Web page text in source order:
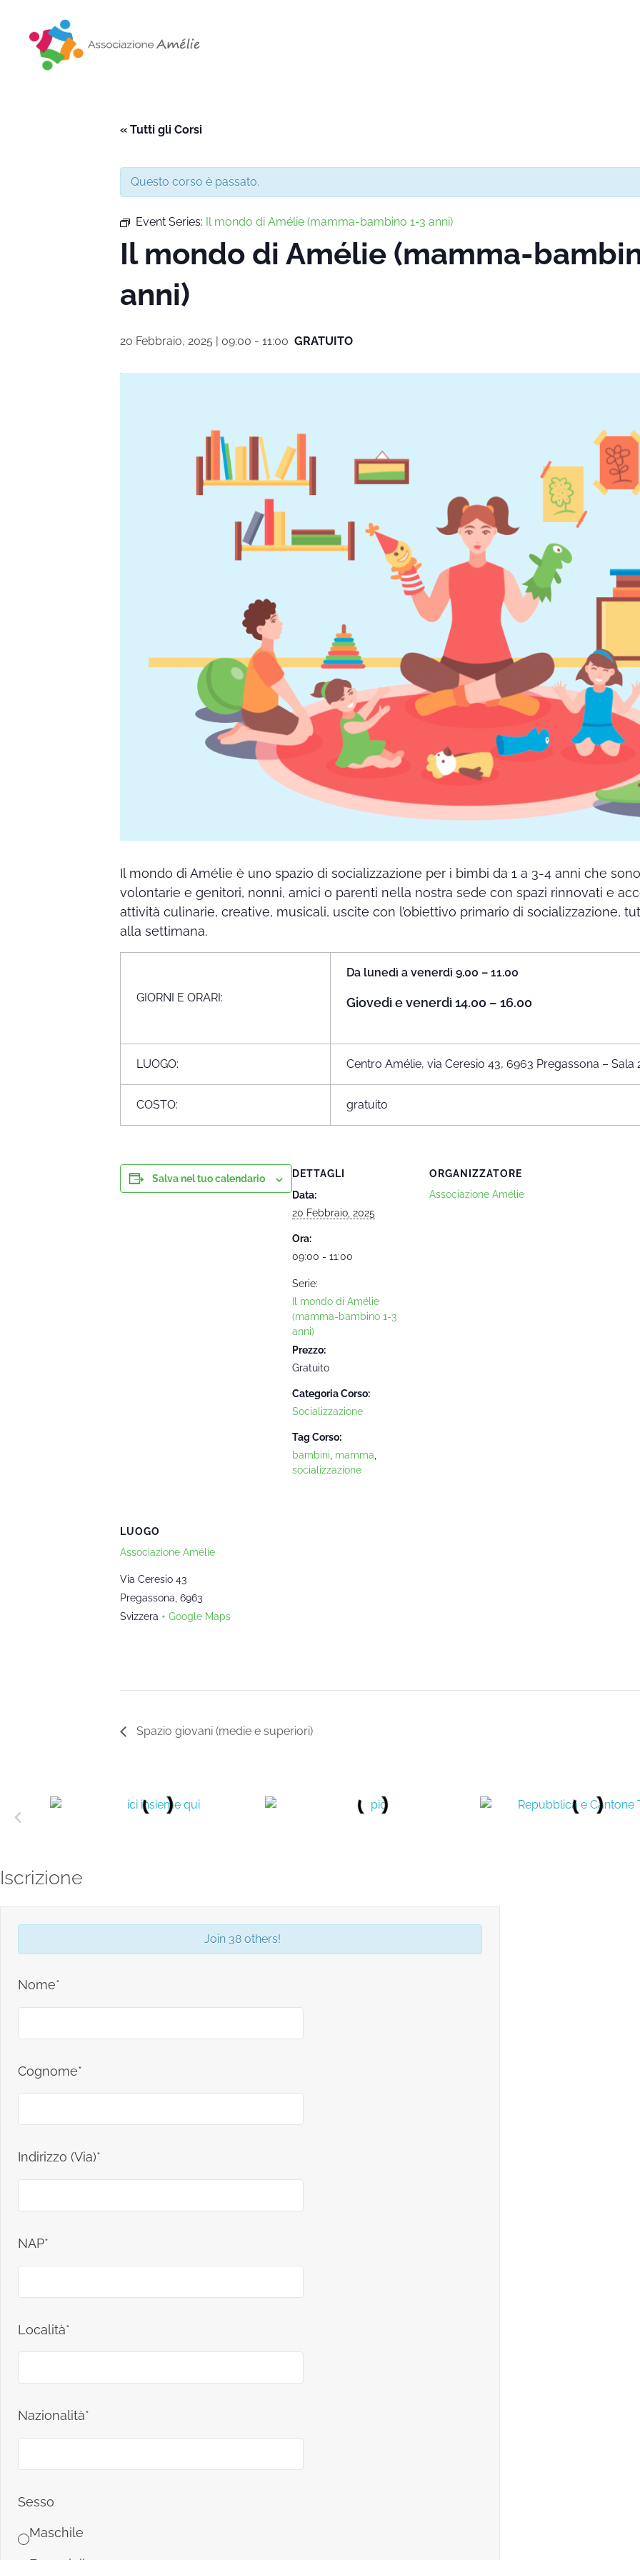
« Tutti gli Corsi
Questo corso è passato.
Event Series: Il mondo di Amélie (mamma-bambino 1-3 anni)
Il mondo di Amélie (mamma-
anni)
20 Febbraio, 2025 | 09:00 - 11:00 GRATUITO
Il mondo di Amélie è uno spazio di socializzazione per i bimbi da 1 a 3-4 anni che
volontarie e genitori, nonni, amici o parenti nella nostra sede con spazi rinnovati e
attività culinarie, creative, musicali, uscite con l’obiettivo primario di socializzazione,
alla settimana.
GIORNI E ORARI:
Da lunedì a venerdì 9.00 – 11.00
Giovedì e venerdì 14.00 – 16.00
LUOGO: Centro Amélie, via Ceresio 43, 6963 Pregassona – Sala
COSTO: gratuito
Salva nel tuo calendario
DETTAGLI
Data:
20 Febbraio, 2025
Ora:
09:00 - 11:00
Serie:
Il mondo di Amélie
(mamma-bambino 1-3
anni)
Prezzo:
Gratuito
Categoria Corso:
Socializzazione
Tag Corso:
bambini mamma
socializzazione
ORGANIZZATORE
Associazione Amélie
LUOGO
Associazione Amélie
Via Ceresio 43
Pregassona 6963
Svizzera + Google Maps
Spazio giovani (medie e superiori)
Iscrizione
Join 38 others!
Nome*
Cognome*
Indirizzo (Via)*
NAP*
Località*
Nazionalità*
Sesso
Maschile